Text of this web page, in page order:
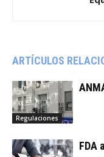
ARTÍCULOS
Regulaciones
FDA